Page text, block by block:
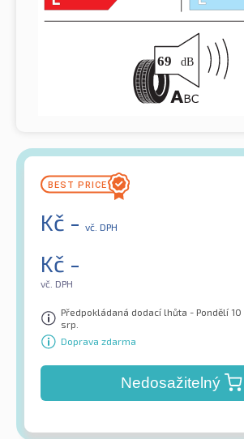
Kč - vč. DPH
Kč -
vč. DPH
Předpokládaná dodací lhůta - Pondělí 10
srp.
Doprava zdarma
Nedosažitelný